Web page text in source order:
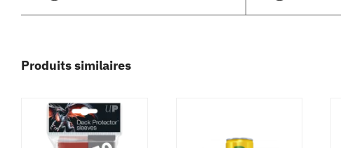
Produits similaires